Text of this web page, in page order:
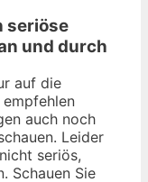
seriöse
und durch
auf die
auch noch
Leider
seriös,
Schauen Sie